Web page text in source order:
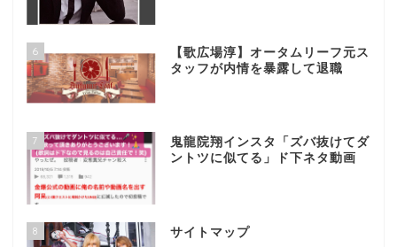
6
【歌広場淳】オータムリーフ元ス
タッフが内情を暴露して退職
7
鬼龍院翔インスタ「ズバ抜けてダ
ントツに似てる」ド下ネタ動画
8 サイトマップ